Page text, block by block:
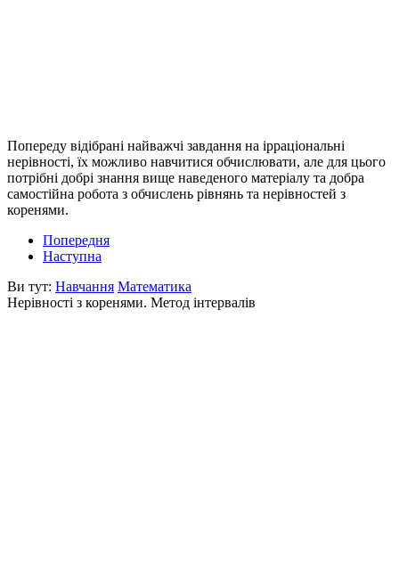
Попереду відібрані найважчі завдання на ірраціональні
нерівності, їх можливо навчитися обчислювати, але для цього
потрібні добрі знання вище наведеного матеріалу та добра
самостійна робота з обчислень рівнянь та нерівностей з
коренями.
Попередня
Наступна
Ви тут: Навчання Математика
Нерівності з коренями. Метод інтервалів